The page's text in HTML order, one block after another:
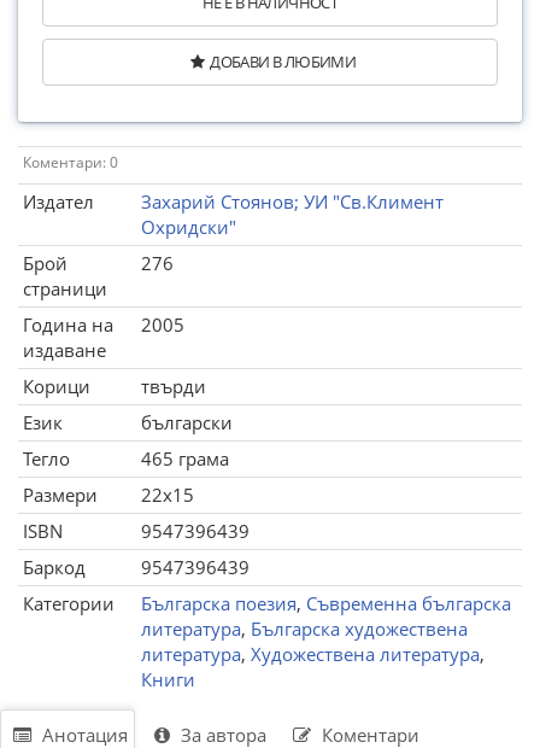
ДОБАВИ В ЛЮБИМИ
Коментари: 0
Издател
Захарий Стоянов; УИ "Св.Климент
Охридски"
Брой
страници
276
Година на
издаване
2005
Корици
твърди
Език
български
Тегло
465 грама
Размери
22x15
ISBN
9547396439
Баркод
9547396439
Категории
Българска поезия, Съвременна българска
литература, Българска художествена
литература, Художествена литература,
Книги
Анотация За автора Коментари